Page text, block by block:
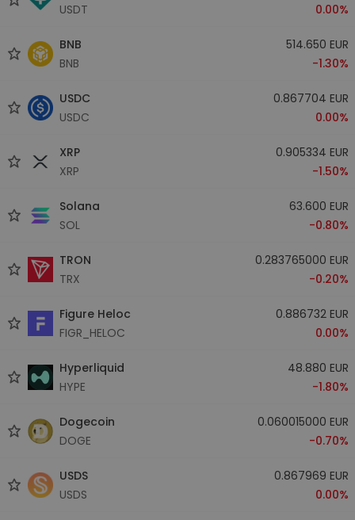
USDT
0.00%
BNB
BNB
514.650 EUR
-1.30%
USDC
USDC
0.867704 EUR
0.00%
XRP
XRP
0.905334 EUR
-1.50%
Solana
SOL
63.600 EUR
-0.80%
TRON
TRX
0.283765000 EUR
-0.20%
Figure Heloc
FIGR_HELOC
0.886732 EUR
0.00%
Hyperliquid
HYPE
48.880 EUR
-1.80%
Dogecoin
DOGE
0.060015000 EUR
-0.70%
USDS
USDS
0.867969 EUR
0.00%